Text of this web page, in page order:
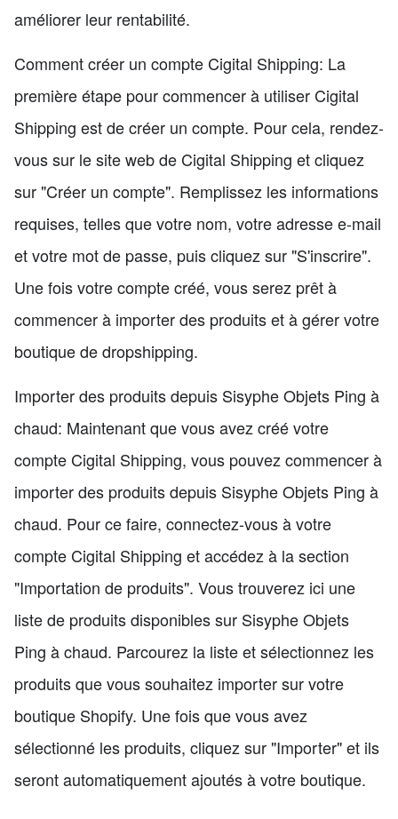
améliorer leur rentabilité.
Comment créer un compte Cigital Shipping: La
première étape pour commencer à utiliser Cigital
Shipping est de créer un compte. Pour cela, rendez-
vous sur le site web de Cigital Shipping et cliquez
sur "Créer un compte". Remplissez les informations
requises, telles que votre nom, votre adresse e-mail
et votre mot de passe, puis cliquez sur "S'inscrire".
Une fois votre compte créé, vous serez prêt à
commencer à importer des produits et à gérer votre
boutique de dropshipping.
Importer des produits depuis Sisyphe Objets Ping à
chaud: Maintenant que vous avez créé votre
compte Cigital Shipping, vous pouvez commencer à
importer des produits depuis Sisyphe Objets Ping à
chaud. Pour ce faire, connectez-vous à votre
compte Cigital Shipping et accédez à la section
"Importation de produits". Vous trouverez ici une
liste de produits disponibles sur Sisyphe Objets
Ping à chaud. Parcourez la liste et sélectionnez les
produits que vous souhaitez importer sur votre
boutique Shopify. Une fois que vous avez
sélectionné les produits, cliquez sur "Importer" et ils
seront automatiquement ajoutés à votre boutique.